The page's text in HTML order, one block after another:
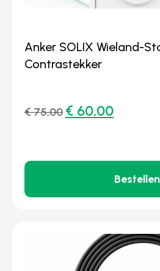
Anker SOLIX Wieland-
Contrastekker
€75,00 € 60,00
Bestellen